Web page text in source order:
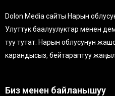
Dolon Media сайты Нарын
Улуттук баалуулуктар менен
туу тутат. Нарын облусунун
карандысыз, бейтараптуу
Биз менен байланышуу